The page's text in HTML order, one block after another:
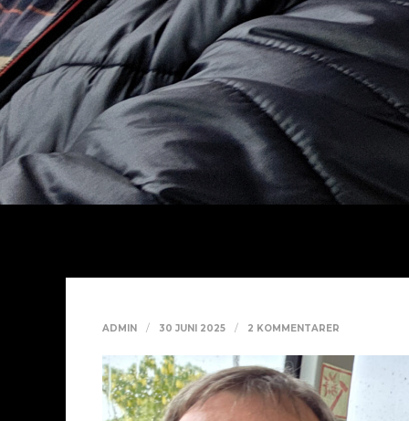
ADMIN 30 JUNI 2025 2 KOMMENTARER
DU
OCH